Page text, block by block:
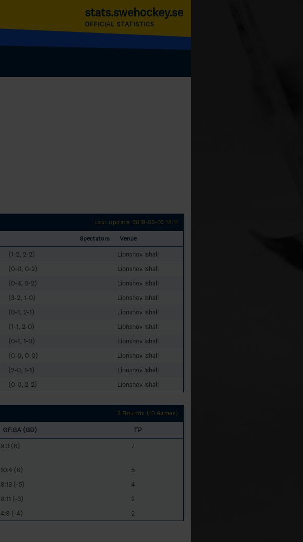
stats.swehockey.se
OFFICIAL STATISTICS
Last update: 2019-02-02 18:11
Spectators Venue
(1-2, 2-2)
Lionshov Ishall
(0-0, 0-2)
Lionshov Ishall
(0-4, 0-2)
Lionshov Ishall
(3-2, 1-0)
Lionshov Ishall
(0-1, 2-1)
Lionshov Ishall
(1-1, 2-0)
Lionshov Ishall
(0-1, 1-0)
Lionshov Ishall
(0-0, 0-0)
Lionshov Ishall
(2-0, 1-1)
Lionshov Ishall
(0-0, 2-2) Lionshov Ishall
5 Rounds (10 Games)
GF:GA (GD)
TP
9:3 (6) 7
10:4 (6)
5
8:13 (-5)
4
8:11 (-3)
2
4:8 (-4) 2